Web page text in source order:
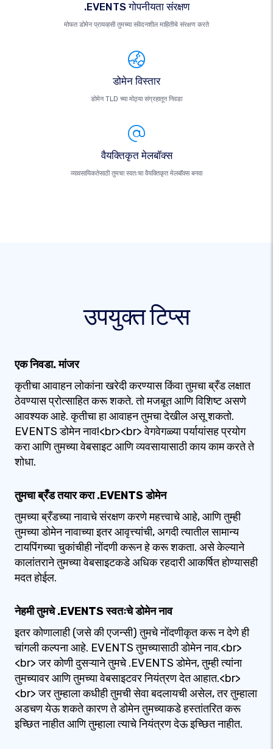
.EVENTS गोपनीयता संरक्षण
मोफत डोमेन प्रायव्हसी तुमच्या संवेदनशील माहितीचे संरक्षण करते
डोमेन विस्तार
डोमेन TLD च्या मोठ्या संग्रहातून निवडा
वैयक्तिकृत मेलबॉक्स
व्यावसायिकतेसाठी तुमचा स्वतःचा वैयक्तिकृत मेलबॉक्स बनवा
उपयुक्त टिप्स
एक निवडा. मांजर
कृतीचा आवाहन लोकांना खरेदी करण्यास किंवा तुमचा ब्रँड लक्षात
ठेवण्यास प्रोत्साहित करू शकते. तो मजबूत आणि विशिष्ट असणे
आवश्यक आहे. कृतीचा हा आवाहन तुमचा देखील असू शकतो.
EVENTS डोमेन नाव!<br><br> वेगवेगळ्या पर्यायांसह प्रयोग
करा आणि तुमच्या वेबसाइट आणि व्यवसायासाठी काय काम करते ते
शोधा.
तुमचा ब्रँड तयार करा .EVENTS डोमेन
तुमच्या ब्रँडच्या नावाचे संरक्षण करणे महत्त्वाचे आहे, आणि तुम्ही
तुमच्या डोमेन नावाच्या इतर आवृत्त्यांची, अगदी त्यातील सामान्य
टायपिंगच्या चुकांचीही नोंदणी करून हे करू शकता. असे केल्याने
कालांतराने तुमच्या वेबसाइटकडे अधिक रहदारी आकर्षित होण्यासही
मदत होईल.
नेहमी तुमचे .EVENTS स्वतःचे डोमेन नाव
इतर कोणालाही (जसे की एजन्सी) तुमचे नोंदणीकृत करू न देणे ही
चांगली कल्पना आहे. EVENTS तुमच्यासाठी डोमेन नाव.<br>
<br> जर कोणी दुसऱ्याने तुमचे .EVENTS डोमेन, तुम्ही त्यांना
तुमच्यावर आणि तुमच्या वेबसाइटवर नियंत्रण देत आहात.<br>
<br> जर तुम्हाला कधीही तुमची सेवा बदलायची असेल, तर तुम्हाला
अडचण येऊ शकते कारण ते डोमेन तुमच्याकडे हस्तांतरित करू
इच्छित नाहीत आणि तुम्हाला त्याचे नियंत्रण देऊ इच्छित नाहीत.